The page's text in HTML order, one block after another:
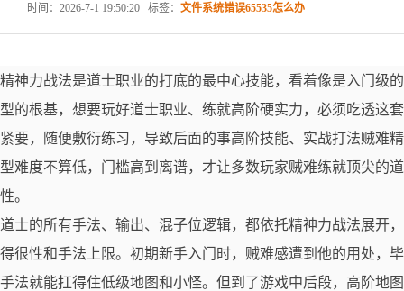
时间：2026-7-1 19:50:20 标签： 文件系统错误65535怎么办
精神力战法是道士职业的打底的最中心技能，看着像是入门级
型的根基，想要玩好道士职业、练就高阶硬实力，必须吃透这
紧要，随便敷衍练习，导致后面的事高阶技能、实战打法贼难
型难度不算低，门槛高到离谱，才让多数玩家贼难练就顶尖的
性。
道士的所有手法、输出、混子位逻辑，都依托精神力战法展开
得很性和手法上限。初期新手入门时，贼难感遭到他的用处，
手法就能扛得住低级地图和小怪。但到了游戏中后段，高阶地